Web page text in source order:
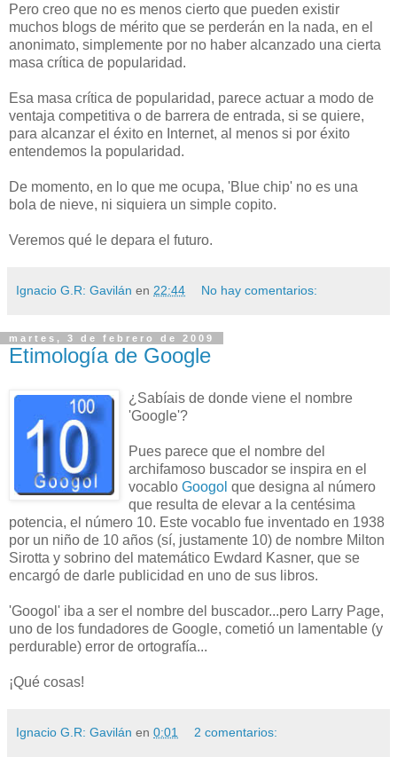
Pero creo que no es menos cierto que pueden existir
muchos blogs de mérito que se perderán en la nada, en el
anonimato, simplemente por no haber alcanzado una cierta
masa crítica de popularidad.
Esa masa crítica de popularidad, parece actuar a modo de
ventaja competitiva o de barrera de entrada, si se quiere,
para alcanzar el éxito en Internet, al menos si por éxito
entendemos la popularidad.
De momento, en lo que me ocupa, 'Blue chip' no es una
bola de nieve, ni siquiera un simple copito.
Veremos qué le depara el futuro.
Ignacio G.R: Gavilán en 22:44 No hay comentarios:
martes, 3 de febrero de 2009
Etimología de Google
¿Sabíais de donde viene el nombre
'Google'?
Pues parece que el nombre del
archifamoso buscador se inspira en el
vocablo Googol que designa al número
que resulta de elevar a la centésima
potencia, el número 10. Este vocablo fue inventado en 1938
por un niño de 10 años (sí, justamente 10) de nombre Milton
Sirotta y sobrino del matemático Ewdard Kasner, que se
encargó de darle publicidad en uno de sus libros.
'Googol' iba a ser el nombre del buscador...pero Larry Page,
uno de los fundadores de Google, cometió un lamentable (y
perdurable) error de ortografía...
¡Qué cosas!
Ignacio G.R: Gavilán en 0:01 2 comentarios: